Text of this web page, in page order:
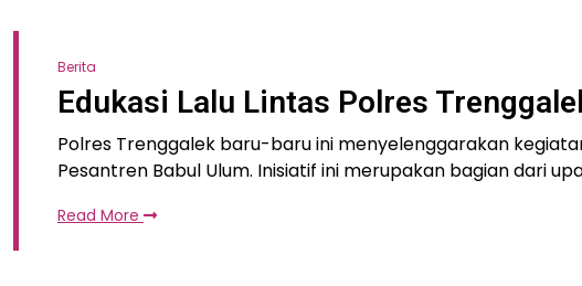
Berita
Edukasi Lalu Lintas Polres
Polres Trenggalek baru-baru ini menyelenggarakan
Pesantren Babul Ulum. Inisiatif ini merupakan bagian dari
Read More